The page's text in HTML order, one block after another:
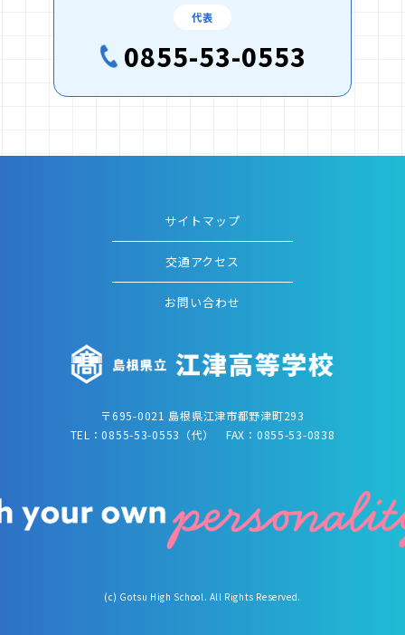
代表
0855-53-0553
サイトマップ
交通アクセス
お問い合わせ
〒695-0021 島根県江津市都野津町293
TEL：0855-53-0553（代） FAX：0855-53-0838
(c) Gotsu High School. All Rights Reserved.